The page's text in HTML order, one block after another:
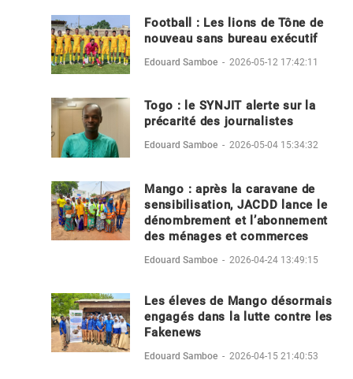
Football : Les lions de Tône de
nouveau sans bureau exécutif
Edouard Samboe - 2026-05-12 17:42:11
Togo : le SYNJIT alerte sur la
précarité des journalistes
Edouard Samboe - 2026-05-04 15:34:32
Mango : après la caravane de
sensibilisation, JACDD lance le
dénombrement et l’abonnement
des ménages et commerces
Edouard Samboe - 2026-04-24 13:49:15
Les éleves de Mango désormais
engagés dans la lutte contre les
Fakenews
Edouard Samboe - 2026-04-15 21:40:53